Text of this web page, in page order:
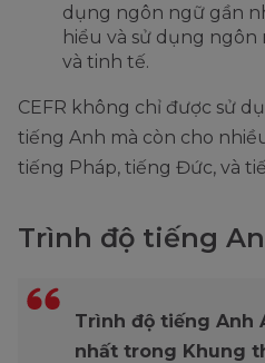
dụng ngôn ngữ gần
hiểu và sử dụng
và tinh tế.
CEFR không chỉ được sử
tiếng Anh mà còn cho
tiếng Pháp, tiếng Đức, và
Trình độ tiếng
Trình độ tiếng Anh
nhất trong Khung